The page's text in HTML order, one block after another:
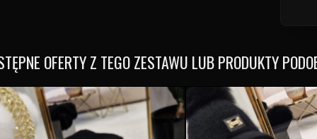
OFERTY Z TEGO ZESTAWU LUB PRODUKTY